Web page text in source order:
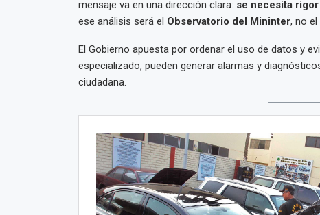
mensaje va en una dirección clara: se necesita
ese análisis será el Observatorio del Mininter, no el
El Gobierno apuesta por ordenar el uso de datos y
especializado, pueden generar alarmas y
ciudadana.